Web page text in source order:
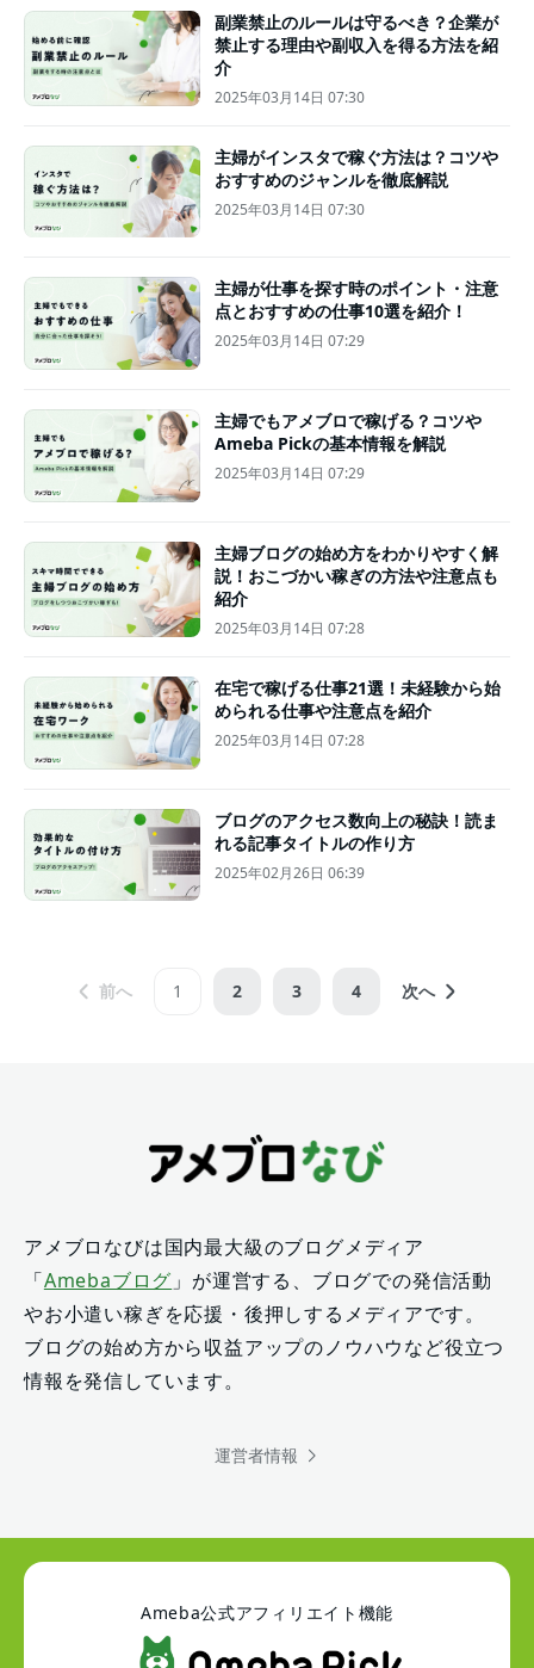
副業禁止のルールは守るべき？企業が
禁止する理由や副収入を得る方法を紹
介
2025年03月14日 07:30
主婦がインスタで稼ぐ方法は？コツや
おすすめのジャンルを徹底解説
2025年03月14日 07:30
主婦が仕事を探す時のポイント・注意
点とおすすめの仕事10選を紹介！
2025年03月14日 07:29
主婦でもアメブロで稼げる？コツや
Ameba Pickの基本情報を解説
2025年03月14日 07:29
主婦ブログの始め方をわかりやすく解
説！おこづかい稼ぎの方法や注意点も
紹介
2025年03月14日 07:28
在宅で稼げる仕事21選！未経験から始
められる仕事や注意点を紹介
2025年03月14日 07:28
ブログのアクセス数向上の秘訣！読ま
れる記事タイトルの作り方
2025年02月26日 06:39
前へ 1 2 3 4 次へ
アメブロなびは国内最大級のブログメディア
「Amebaブログ 」が運営する、ブログでの発信活動
やお小遣い稼ぎを応援・後押しするメディアです。
ブログの始め方から収益アップのノウハウなど役立つ
情報を発信しています。
運営者情報
Ameba公式アフィリエイト機能